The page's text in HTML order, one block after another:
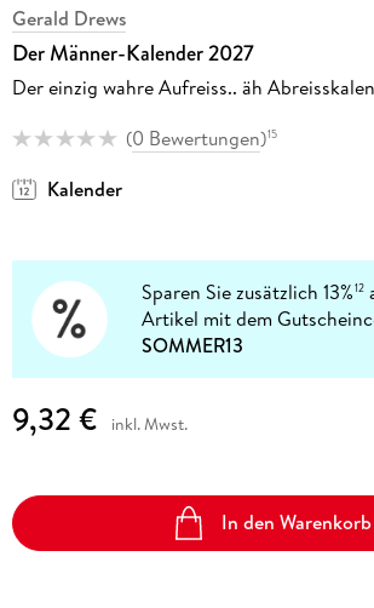
Gerald Drews
Der Männer-Kalender 2027
Der einzig wahre Aufreiss.. äh
(0 Bewertungen)15
Kalender
Sparen Sie zusätzlich 13%12
Artikel mit dem
SOMMER13
9,32 € inkl. Mwst.
In den Warenkorb